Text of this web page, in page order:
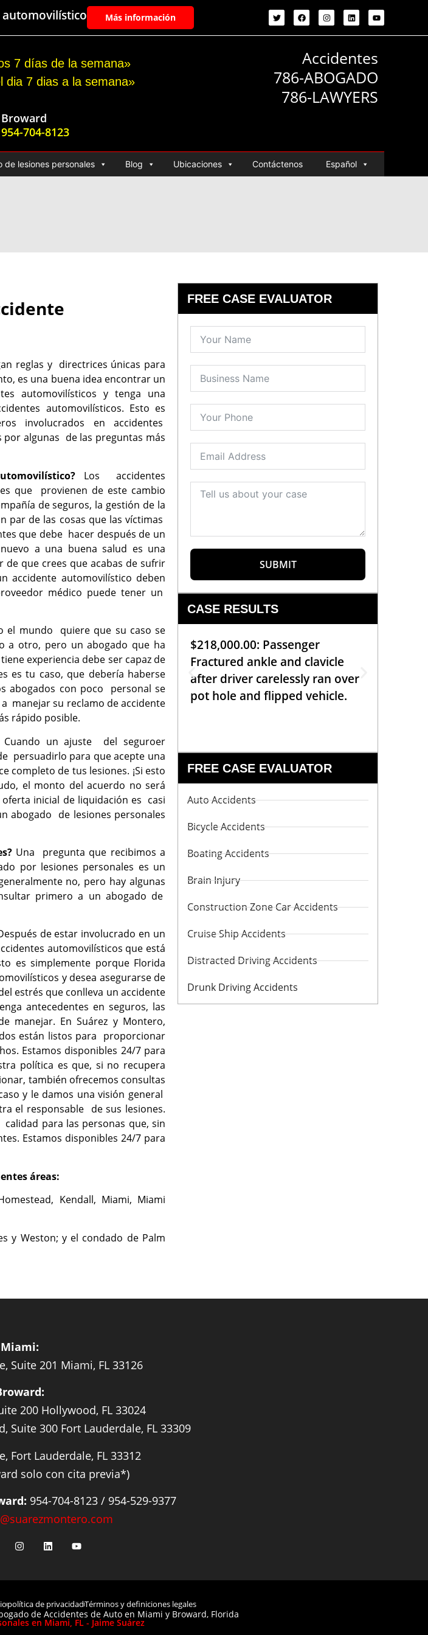
Más información
7 días de la semana»
dia 7 dias a la semana»
Broward
954-704-8123
Accidentes
786-ABOGADO
786-LAWYERS
de lesiones personales Blog Ubicaciones Contáctenos Español
reglas y directrices únicas para
es una buena idea encontrar un
automovilísticos y tenga una
automovilísticos. Esto es
involucrados en accidentes
por algunas de las preguntas más
Los accidentes
que provienen de este cambio
de seguros, la gestión de la
par de las cosas que las víctimas
que debe hacer después de un
a una buena salud es una
que crees que acabas de sufrir
accidente automovilístico deben
médico puede tener un
el mundo quiere que su caso se
a otro, pero un abogado que ha
experiencia debe ser capaz de
es tu caso, que debería haberse
abogados con poco personal se
manejar su reclamo de accidente
rápido posible.
Cuando un ajuste del seguroer
persuadirlo para que acepte una
completo de tus lesiones. ¡Si esto
el monto del acuerdo no será
inicial de liquidación es casi
abogado de lesiones personales
Una pregunta que recibimos a
por lesiones personales es un
no, pero hay algunas
primero a un abogado de
de estar involucrado en un
automovilísticos que está
es simplemente porque Florida
y desea asegurarse de
estrés que conlleva un accidente
antecedentes en seguros, las
manejar. En Suárez y Montero,
están listos para proporcionar
Estamos disponibles 24/7 para
política es que, si no recupera
también ofrecemos consultas
y le damos una visión general
el responsable de sus lesiones.
para las personas que, sin
Estamos disponibles 24/7 para
áreas:
Kendall, Miami, Miami
y Weston; y el condado de Palm
FREE CASE EVALUATOR
SUBMIT
CASE RESULTS
$218,000.00: Passenger
Fractured ankle and clavicle
after driver carelessly ran over
pot hole and flipped vehicle.
FREE CASE EVALUATOR
Auto Accidents
Bicycle Accidents
Boating Accidents
Brain Injury
Construction Zone Car Accidents
Cruise Ship Accidents
Distracted Driving Accidents
Drunk Driving Accidents
Miami:
Suite 201 Miami, FL 33126
200 Hollywood, FL 33024
Suite 300 Fort Lauderdale, FL 33309
Fort Lauderdale, FL 33312
solo con cita previa*)
954-704-8123 / 954-529-9377
política de privacidadTérminos y definiciones legales
de Accidentes de Auto en Miami y Broward, Florida
en Miami, FL - Jaime Suárez